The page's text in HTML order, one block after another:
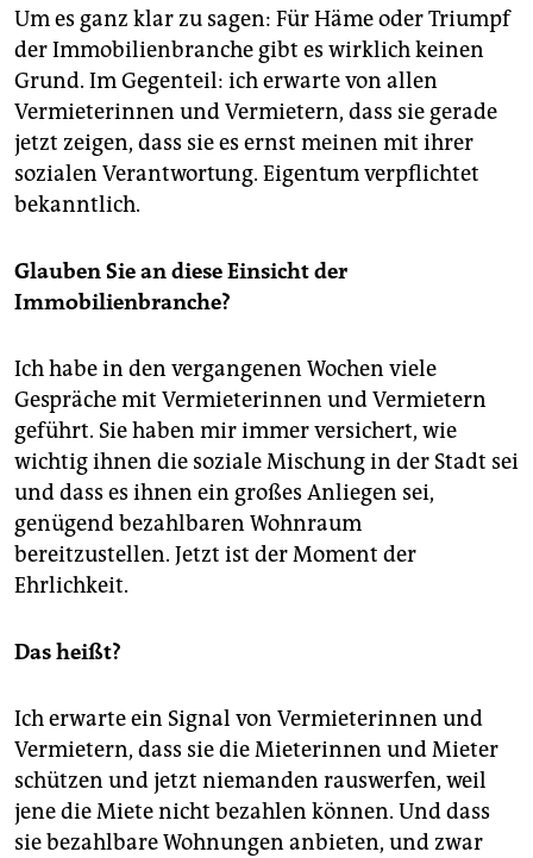
Um es ganz klar zu sagen: Für Häme oder Triumpf
der Immobilienbranche gibt es wirklich keinen
Grund. Im Gegenteil: ich erwarte von allen
Vermieterinnen und Vermietern, dass sie gerade
jetzt zeigen, dass sie es ernst meinen mit ihrer
sozialen Verantwortung. Eigentum verpflichtet
bekanntlich.
Glauben Sie an diese Einsicht der
Immobilienbranche?
Ich habe in den vergangenen Wochen viele
Gespräche mit Vermieterinnen und Vermietern
geführt. Sie haben mir immer versichert, wie
wichtig ihnen die soziale Mischung in der Stadt sei
und dass es ihnen ein großes Anliegen sei,
genügend bezahlbaren Wohnraum
bereitzustellen. Jetzt ist der Moment der
Ehrlichkeit.
Das heißt?
Ich erwarte ein Signal von Vermieterinnen und
Vermietern, dass sie die Mieterinnen und Mieter
schützen und jetzt niemanden rauswerfen, weil
jene die Miete nicht bezahlen können. Und dass
sie bezahlbare Wohnungen anbieten, und zwar